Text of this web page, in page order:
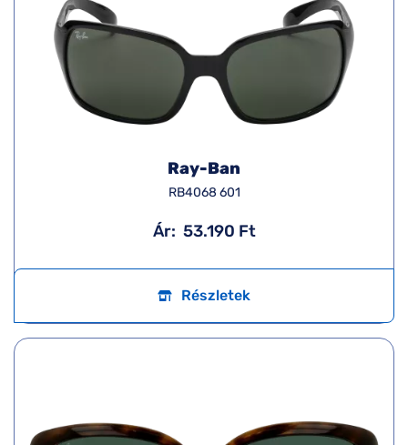
Ray-Ban
RB4068 601
Ár: 53.190 Ft
Részletek